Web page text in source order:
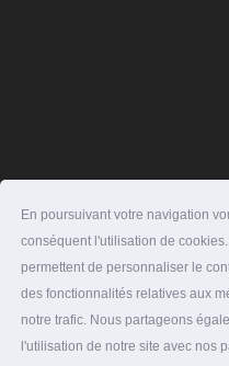
En poursuivant votre navigation
conséquent l'utilisation de
permettent de personnaliser le
des fonctionnalités relatives aux
notre trafic. Nous partageons
l'utilisation de notre site avec nos